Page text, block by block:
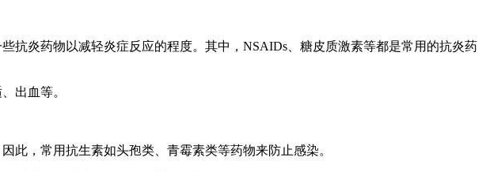
抗炎药物以减轻炎症反应的程度。其中，NSAIDs、糖皮质激素等都是常用的抗炎药
出血等。
此，常用抗生素如头孢类、青霉素类等药物来防止感染。